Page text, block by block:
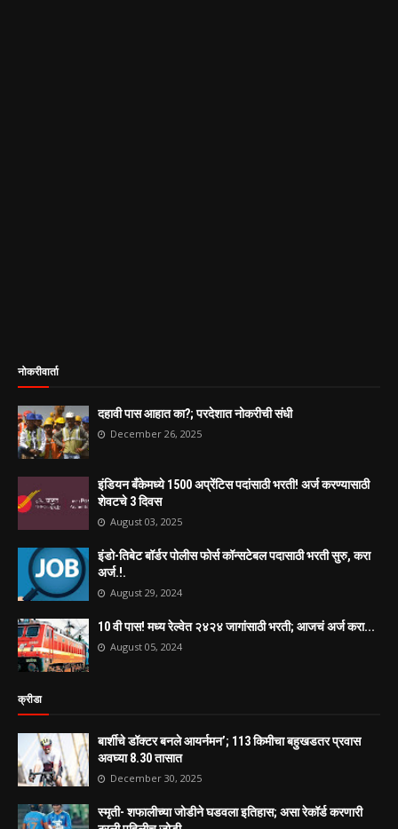
नोकरीवार्ता
दहावी पास आहात का?; परदेशात नोकरीची संधी
December 26, 2025
इंडियन बँकेमध्ये 1500 अप्रेंटिस पदांसाठी भरती! अर्ज करण्यासाठी
शेवटचे 3 दिवस
August 03, 2025
इंडो-तिबेट बॉर्डर पोलीस फोर्स कॉन्सटेबल पदासाठी भरती सुरु, करा
अर्ज.!.
August 29, 2024
10 वी पास! मध्य रेल्वेत २४२४ जागांसाठी भरती; आजचं अर्ज करा...
August 05, 2024
क्रीडा
बार्शीचे डॉक्टर बनले आयर्नमन’; 113 किमीचा बहुखडतर प्रवास
अवघ्या 8.30 तासात
December 30, 2025
स्मृती- शफालीच्या जोडीने घडवला इतिहास; असा रेकॉर्ड करणारी